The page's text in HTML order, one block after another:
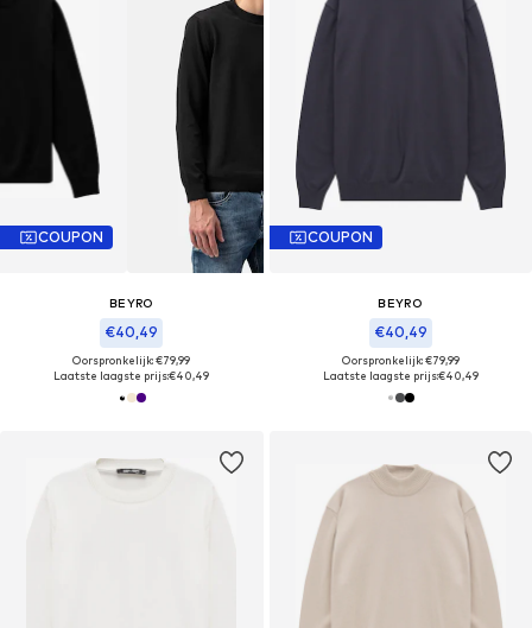
COUPON
BEYRO
€40,49
Oorspronkelijk: €79,99
Laatste laagste prijs:€40,49
COUPON
BEYRO
€40,49
Oorspronkelijk: €79,99
Laatste laagste prijs:€40,49